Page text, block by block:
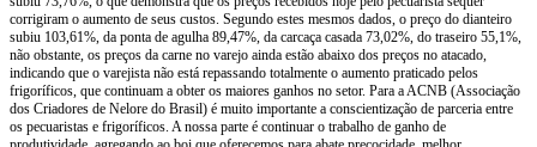
corrigiram o aumento de seus custos. Segundo estes mesmos dados, o preço do dianteiro
subiu 103,61%, da ponta de agulha 89,47%, da carcaça casada 73,02%, do traseiro 55,1%,
não obstante, os preços da carne no varejo ainda estão abaixo dos preços no atacado,
indicando que o varejista não está repassando totalmente o aumento praticado pelos
frigoríficos, que continuam a obter os maiores ganhos no setor. Para a ACNB (Associação
dos Criadores de Nelore do Brasil) é muito importante a conscientização de parceria entre
os pecuaristas e frigoríficos. A nossa parte é continuar o trabalho de ganho de